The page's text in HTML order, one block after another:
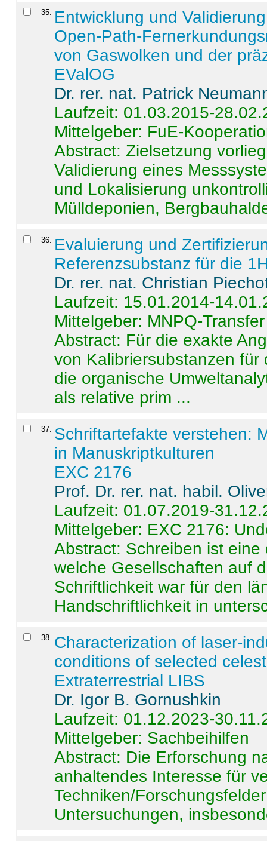
35. Entwicklung und
Open-Path-
von Gaswolken und der
EValOG
Dr. rer. nat. Patrick
Laufzeit: 01.03.2015-
Mittelgeber: FuE-
Abstract:Zielsetzung
Validierung eines
und Lokalisierung
Mülldeponien,
36. Evaluierung und
Referenzsubstanz für die
Dr. rer. nat. Christian
Laufzeit: 15.01.2014-
Mittelgeber: MNPQ-Transfer
Abstract: Für die exakte
von Kalibriersubstanzen
die organische
als relative prim ...
37. Schriftartefakte verstehen:
in Manuskriptkulturen
EXC 2176
Prof. Dr. rer. nat. habil.
Laufzeit: 01.07.2019-
Mittelgeber: EXC 2176:
Abstract: Schreiben ist
welche Gesellschaften auf
Schriftlichkeit war für den
Handschriftlichkeit in
38. Characterization of laser-
conditions of selected
Extraterrestrial LIBS
Dr. Igor B. Gornushkin
Laufzeit: 01.12.2023-
Mittelgeber: Sachbeihilfen
Abstract: Die Erforschung
anhaltendes Interesse für
Techniken/
Untersuchungen,